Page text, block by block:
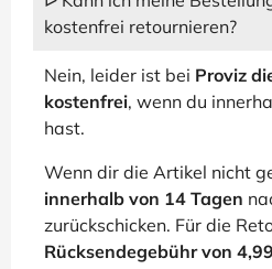
kostenfrei retournieren?
Nein, leider ist bei Proviz
kostenfrei, wenn du
hast.
Wenn dir die Artikel nicht
innerhalb von 14 Tagen
zurückschicken. Für die
Rücksendegebühr von